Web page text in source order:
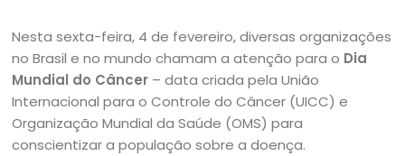
Nesta sexta-feira, 4 de fevereiro, diversas organizações
no Brasil e no mundo chamam a atenção para o Dia
Mundial do Câncer – data criada pela União
Internacional para o Controle do Câncer (UICC) e
Organização Mundial da Saúde (OMS) para
conscientizar a população sobre a doença.